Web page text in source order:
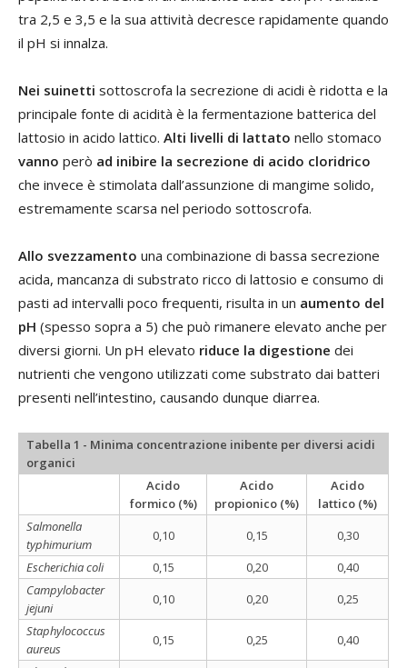
tra 2,5 e 3,5 e la sua attività decresce rapidamente quando
il pH si innalza.
Nei suinetti sottoscrofa la secrezione di acidi è ridotta e la
principale fonte di acidità è la fermentazione batterica del
lattosio in acido lattico. Alti livelli di lattato nello stomaco
vanno però ad inibire la secrezione di acido cloridrico
che invece è stimolata dall’assunzione di mangime solido,
estremamente scarsa nel periodo sottoscrofa.
Allo svezzamento una combinazione di bassa secrezione
acida, mancanza di substrato ricco di lattosio e consumo di
pasti ad intervalli poco frequenti, risulta in un aumento del
pH (spesso sopra a 5) che può rimanere elevato anche per
diversi giorni. Un pH elevato riduce la digestione dei
nutrienti che vengono utilizzati come substrato dai batteri
presenti nell’intestino, causando dunque diarrea.
Tabella 1 - Minima concentrazione inibente per diversi acidi
organici
Acido
formico (%)
Acido
propionico (%)
Acido
lattico (%)
Salmonella
typhimurium
0,10 0,15
0,30
Escherichia coli
0,15 0,20
0,40
Campylobacter
jejuni
0,10 0,20
0,25
Staphylococcus
aureus
0,15 0,25
0,40